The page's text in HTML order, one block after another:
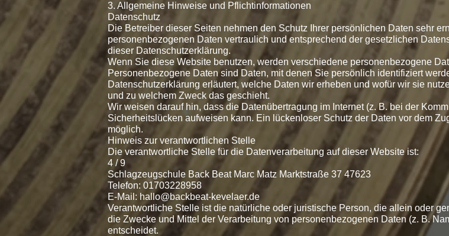
3. Allgemeine Hinweise und Pflichtinformationen
Datenschutz
Die Betreiber dieser Seiten nehmen den Schutz Ihrer persönlichen Daten sehr
personenbezogenen Daten vertraulich und entsprechend der gesetzlichen
dieser Datenschutzerklärung.
Wenn Sie diese Website benutzen, werden verschiedene personenbezogene
Personenbezogene Daten sind Daten, mit denen Sie persönlich identifiziert
Datenschutzerklärung erläutert, welche Daten wir erheben und wofür wir sie
und zu welchem Zweck das geschieht.
Wir weisen darauf hin, dass die Datenübertragung im Internet (z. B. bei der
Sicherheitslücken aufweisen kann. Ein lückenloser Schutz der Daten vor dem
möglich.
Hinweis zur verantwortlichen Stelle
Die verantwortliche Stelle für die Datenverarbeitung auf dieser Website ist:
4 / 9
Schlagzeugschule Back Beat Marc Matz Marktstraße 37 47623
Telefon: 01703228958
E-Mail: hallo@backbeat-kevelaer.de
Verantwortliche Stelle ist die natürliche oder juristische Person, die allein oder
die Zwecke und Mittel der Verarbeitung von personenbezogenen Daten (z. B.
entscheidet.